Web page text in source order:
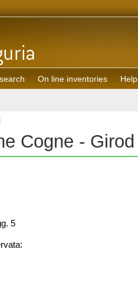
On line inventories Help
Cogne - Girod
5